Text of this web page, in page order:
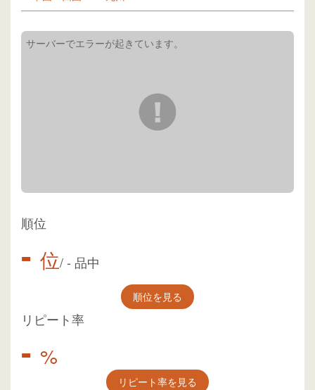
順位
- 位/- 品中
順位を見る
リピート率
- %
リピート率を見る